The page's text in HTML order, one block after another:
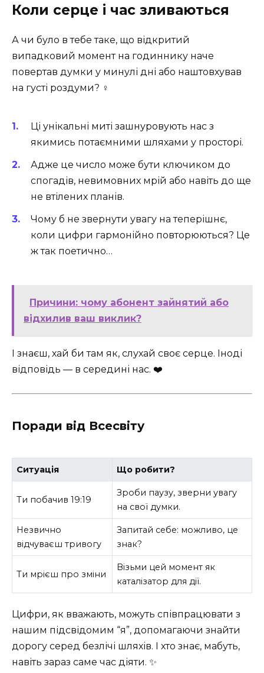
Коли серце і час зливаються ️
А чи було в тебе таке, що відкритий
випадковий момент на годиннику наче
повертав думки у минулі дні або наштовхував
на густі роздуми? ‍♀️
Ці унікальні миті зашнуровують нас з
якимись потаємними шляхами у просторі.
Адже це число може бути ключиком до
спогадів, невимовних мрій або навіть до ще
не втілених планів.
Чому б не звернути увагу на теперішнє,
коли цифри гармонійно повторюються? Це
ж так поетично…
Причини: чому абонент зайнятий або
відхилив ваш виклик?
І знаєш, хай би там як, слухай своє серце. Іноді
відповідь — в середині нас. ❤️
Поради від Всесвіту
Ситуація Що робити?
Ти побачив 19:19
Зроби паузу, зверни увагу
на свої думки.
Незвично
відчуваєш тривогу
Запитай себе: можливо, це
знак?
Ти мрієш про зміни
Візьми цей момент як
каталізатор для дії.
Цифри, як вважають, можуть співпрацювати з
нашим підсвідомим “я”, допомагаючи знайти
дорогу серед безлічі шляхів. І хто знає, мабуть,
навіть зараз саме час діяти. ✨